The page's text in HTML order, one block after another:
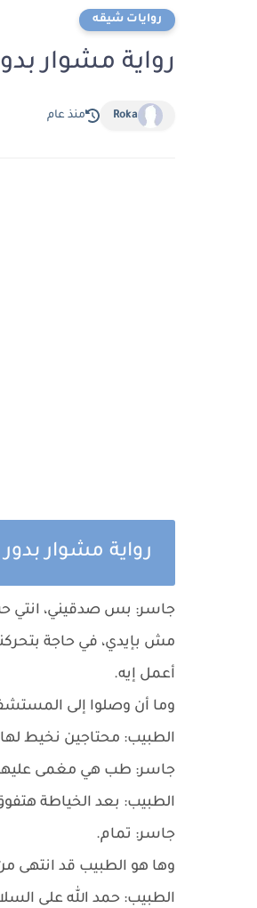
روايات شيقه
رواية مشوار بدور
Roka منذ عام
رواية مشوار
جاسر: بس صدقيني، انتي
مش بإيدي، في حاجة
أعمل إيه.
وما أن وصلوا إلى
الطبيب: محتاجين نخيط
جاسر: طب هي مغمى عليها
الطبيب: بعد الخياطة
جاسر: تمام.
وها هو الطبيب قد انتهى من
الطبيب: حمد الله على